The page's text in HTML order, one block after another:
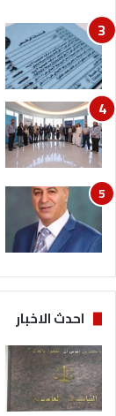
ا
ل
س
ا
ح
ل
ا
ل
غ
ر
ب
احدث الاخبار